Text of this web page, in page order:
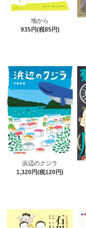
地から
935円(税85円)
浜辺のクジラ
1,320円(税120円)